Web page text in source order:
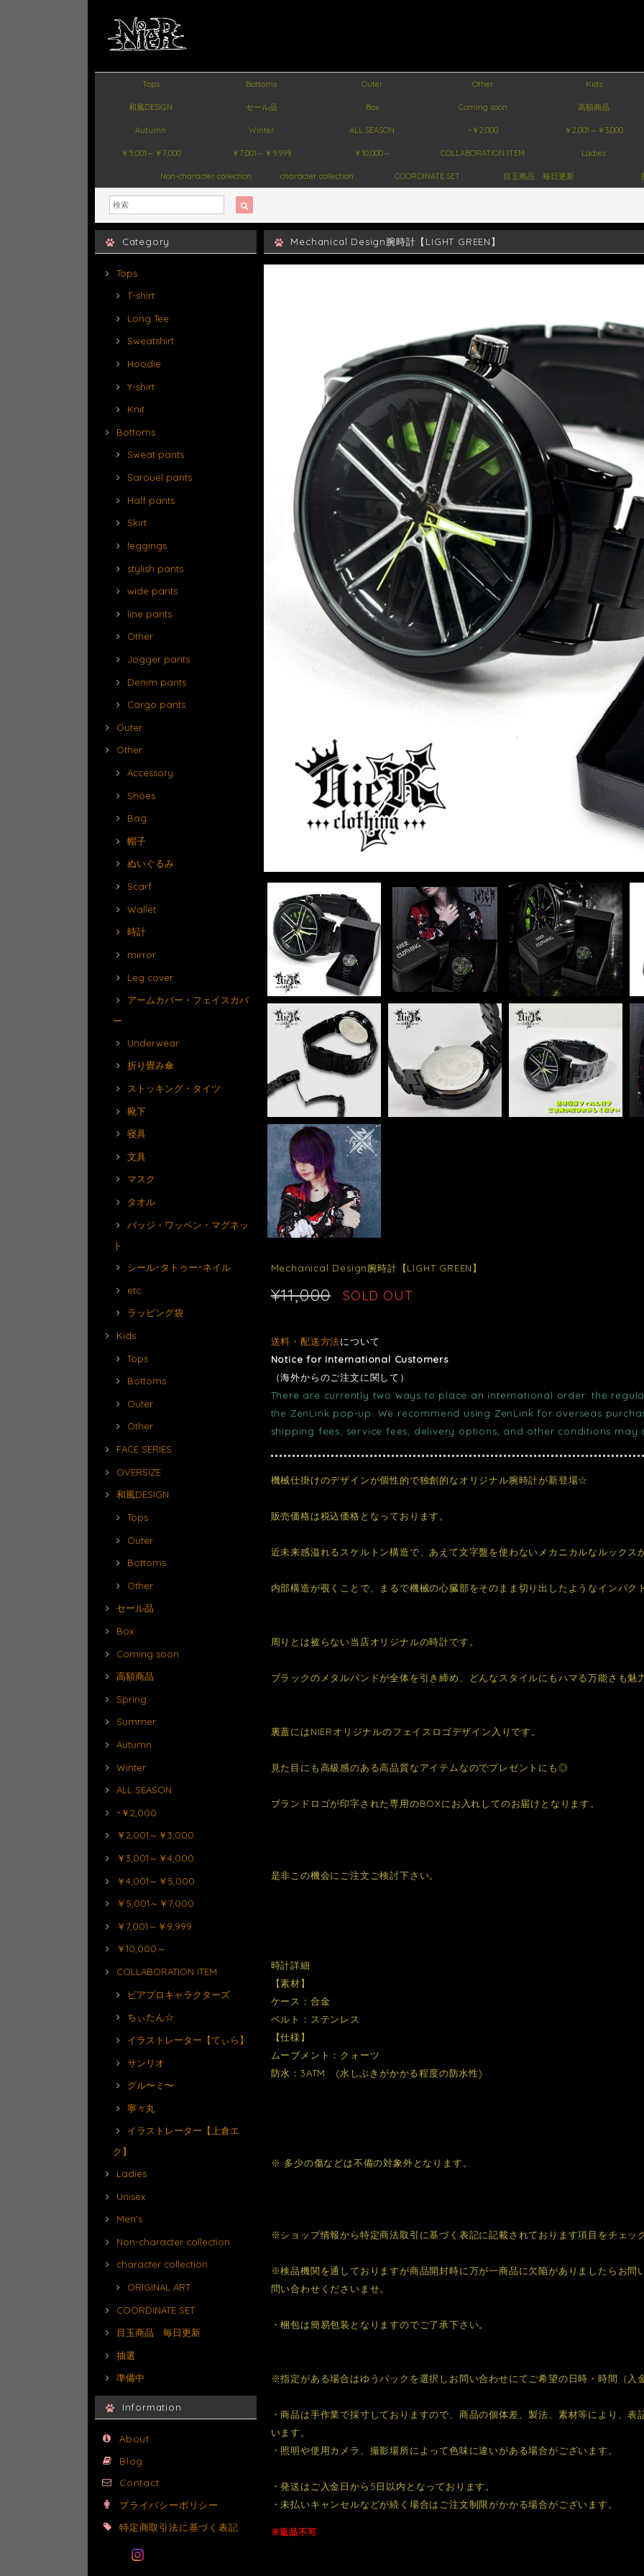
Tops Bottoms Outer Other Kids
和風DESIGN セール品 Box Coming soon 高額商品
Autumn Winter ALL SEASON ~￥2,000 ￥2,001～￥3,000
￥5,001～￥7,000 ￥7,001～￥9,999 ￥10,000～ COLLABORATION ITEM Ladies
Non-character collection character collection COORDINATE SET 目玉商品 毎日更新
Category
Tops
T-shirt
Long Tee
Sweatshirt
Hoodie
Y-shirt
Knit
Bottoms
Sweat pants
Sarouel pants
Half pants
Skirt
leggings
stylish pants
wide pants
line pants
Other
Jogger pants
Denim pants
Cargo pants
Outer
Other
Accessory
Shoes
Bag
帽子
ぬいぐるみ
Scarf
Wallet
時計
mirror
Leg cover
アームカバー・フェイスカバ
ー
Underwear
折り畳み傘
ストッキング・タイツ
靴下
寝具
文具
マスク
タオル
バッジ・ワッペン・マグネッ
ト
シール･タトゥー･ネイル
etc.
ラッピング袋
Kids
Tops
Bottoms
Outer
Other
FACE SERIES
OVERSIZE
和風DESIGN
Tops
Outer
Bottoms
Other
セール品
Box
Coming soon
高額商品
Spring
Summer
Autumn
Winter
ALL SEASON
~￥2,000
￥2,001～￥3,000
￥3,001～￥4,000
￥4,001～￥5,000
￥5,001～￥7,000
￥7,001～￥9,999
￥10,000～
COLLABORATION ITEM
ピアプロキャラクターズ
ちぃたん☆
イラストレーター【てぃら】
サンリオ
グル〜ミ〜
寧々丸
イラストレーター【上倉エ
ク】
Ladies
Unisex
Men's
Non-character collection
character collection
ORIGINAL ART
COORDINATE SET
目玉商品 毎日更新
抽選
準備中
Information
About
Blog
Contact
プライバシーポリシー
特定商取引法に基づく表記
Mechanical Design腕時計【LIGHT GREEN】
Mechanical Design腕時計【LIGHT GREEN】
¥11,000 SOLD OUT
送料・配送方法について
Notice for International Customers
（海外からのご注文に関して）
There are currently two ways to place an international order: the
the ZenLink pop-up. We recommend using ZenLink for overseas
shipping fees, service fees, delivery options, and other conditions
機械仕掛けのデザインが個性的で独創的なオリジナル腕時計が新登場☆
販売価格は税込価格となっております。
近未来感溢れるスケルトン構造で、あえて文字盤を使わないメカニカルなルックス
内部構造が覗くことで、まるで機械の心臓部をそのまま切り出したようなインパク
周りとは被らない当店オリジナルの時計です。
ブラックのメタルバンドが全体を引き締め、どんなスタイルにもハマる万能さも魅
裏蓋にはNIERオリジナルのフェイスロゴデザイン入りです。
見た目にも高級感のある高品質なアイテムなのでプレゼントにも◎
ブランドロゴが印字された専用のBOXにお入れしてのお届けとなります。
是非この機会にご注文ご検討下さい。
時計詳細
【素材】
ケース：合金
ベルト：ステンレス
【仕様】
ムーブメント：クォーツ
防水：3ATM (水しぶきがかかる程度の防水性)
※ 多少の傷などは不備の対象外となります。
※ショップ情報から特定商法取引に基づく表記に記載されております項目をチェッ
※検品機関を通しておりますが商品開封時に万が一商品に欠陥がありましたらお問
問い合わせくださいませ。
・梱包は簡易包装となりますのでご了承下さい。
※指定がある場合はゆうパックを選択しお問い合わせにてご希望の日時・時間（入
・商品は手作業で採寸しておりますので、商品の個体差、製法、素材等により、
います。
・照明や使用カメラ、撮影場所によって色味に違いがある場合がございます。
・発送はご入金日から5日以内となっております。
・未払いキャンセルなどが続く場合はご注文制限がかかる場合がございます。
※返品不可